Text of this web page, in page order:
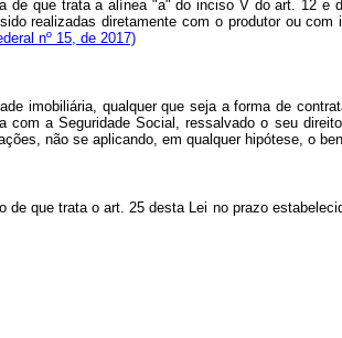
de que trata a alínea "a" do inciso V do art. 12 e
realizadas diretamente com o produtor ou com
nº 15, de 2017)
imobiliária, qualquer que seja a forma de
a Seguridade Social, ressalvado o seu
não se aplicando, em qualquer hipótese, o
que trata o art. 25 desta Lei no prazo